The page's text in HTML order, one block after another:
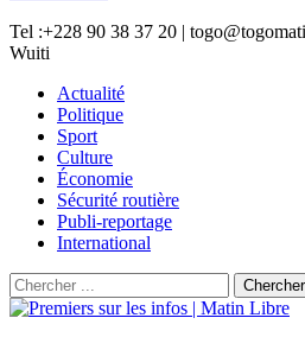
Tel :+228 90 38 37 20 |
Wuiti
Actualité
Politique
Sport
Culture
Économie
Sécurité routière
Publi-reportage
International